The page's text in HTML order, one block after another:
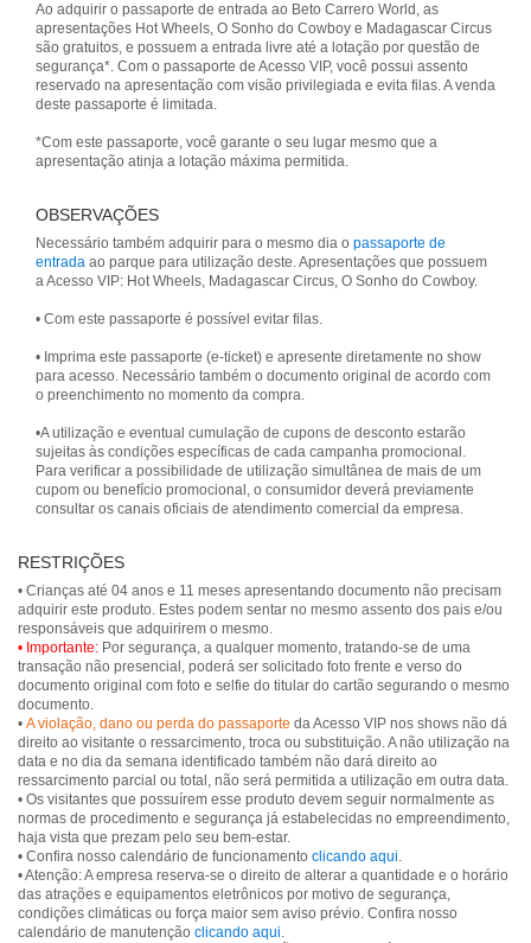
Ao adquirir o passaporte de entrada ao Beto Carrero World, as
apresentações Hot Wheels, O Sonho do Cowboy e Madagascar Circus
são gratuitos, e possuem a entrada livre até a lotação por questão de
segurança*. Com o passaporte de Acesso VIP, você possui assento
reservado na apresentação com visão privilegiada e evita filas. A venda
deste passaporte é limitada.
*Com este passaporte, você garante o seu lugar mesmo que a
apresentação atinja a lotação máxima permitida.
OBSERVAÇÕES
Necessário também adquirir para o mesmo dia o passaporte de
entrada ao parque para utilização deste. Apresentações que possuem
a Acesso VIP: Hot Wheels, Madagascar Circus, O Sonho do Cowboy.
• Com este passaporte é possível evitar filas.
• Imprima este passaporte (e-ticket) e apresente diretamente no show
para acesso. Necessário também o documento original de acordo com
o preenchimento no momento da compra.
•A utilização e eventual cumulação de cupons de desconto estarão
sujeitas às condições específicas de cada campanha promocional.
Para verificar a possibilidade de utilização simultânea de mais de um
cupom ou benefício promocional, o consumidor deverá previamente
consultar os canais oficiais de atendimento comercial da empresa.
RESTRIÇÕES
• Crianças até 04 anos e 11 meses apresentando documento não precisam
adquirir este produto. Estes podem sentar no mesmo assento dos pais e/ou
• Importante: Por segurança, a qualquer momento, tratando-se de uma
transação não presencial, poderá ser solicitado foto frente e verso do
documento original com foto e selfie do titular do cartão segurando o mesmo
documento.
• A violação, dano ou perda do passaporte da Acesso VIP nos shows não dá
direito ao visitante o ressarcimento, troca ou substituição. A não utilização na
data e no dia da semana identificado também não dará direito ao
ressarcimento parcial ou total, não será permitida a utilização em outra data.
• Os visitantes que possuírem esse produto devem seguir normalmente as
normas de procedimento e segurança já estabelecidas no empreendimento,
haja vista que prezam pelo seu bem-estar.
• Confira nosso calendário de funcionamento clicando aqui.
• Atenção: A empresa reserva-se o direito de alterar a quantidade e o horário
das atrações e equipamentos eletrônicos por motivo de segurança,
condições climáticas ou força maior sem aviso prévio. Confira nosso
calendário de manutenção clicando aqui.